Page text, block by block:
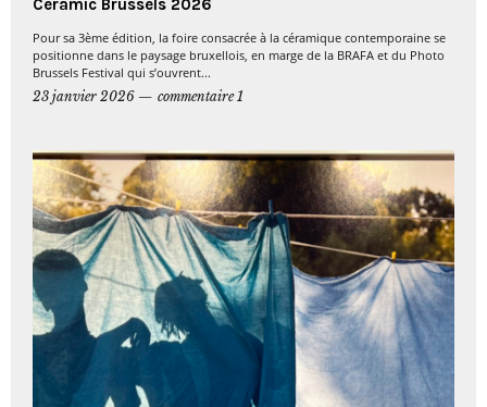
Ceramic Brussels 2026
Pour sa 3ème édition, la foire consacrée à la céramique contemporaine se
positionne dans le paysage bruxellois, en marge de la BRAFA et du Photo
Brussels Festival qui s’ouvrent...
23 janvier 2026
commentaire 1